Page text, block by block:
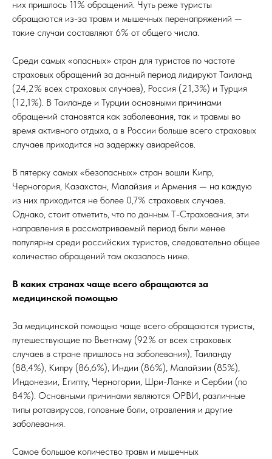
них пришлось 11% обращений. Чуть реже туристы
обращаются из-за травм и мышечных перенапряжений —
такие случаи составляют 6% от общего числа.
Среди самых «опасных» стран для туристов по частоте
страховых обращений за данный период лидируют Таиланд
(24,2% всех страховых случаев), Россия (21,3%) и Турция
(12,1%). В Таиланде и Турции основными причинами
обращений становятся как заболевания, так и травмы во
время активного отдыха, а в России больше всего страховых
случаев приходится на задержку авиарейсов.
В пятерку самых «безопасных» стран вошли Кипр,
Черногория, Казахстан, Малайзия и Армения — на каждую
из них приходится не более 0,7% страховых случаев.
Однако, стоит отметить, что по данным Т-Страхования, эти
направления в рассматриваемый период были менее
популярны среди российских туристов, следовательно общее
количество обращений там оказалось ниже.
В каких странах чаще всего обращаются за
медицинской помощью
За медицинской помощью чаще всего обращаются туристы,
путешествующие по Вьетнаму (92% от всех страховых
случаев в стране пришлось на заболевания), Таиланду
(88,4%), Кипру (86,6%), Индии (86%), Малайзии (85%),
Индонезии, Египту, Черногории, Шри-Ланке и Сербии (по
84%). Основными причинами являются ОРВИ, различные
типы ротавирусов, головные боли, отравления и другие
заболевания.
Самое большое количество травм и мышечных